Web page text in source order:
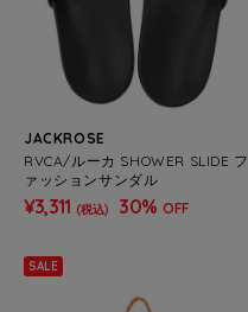
JACKROSE
RVCA/ルーカ SHOWER SLIDE フ
ァッションサンダル
¥3,311 (税込) 30% OFF
SALE